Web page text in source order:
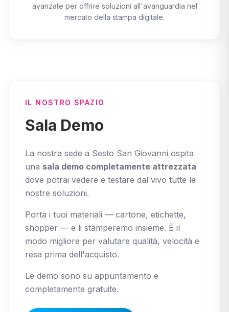
avanzate per offrire soluzioni all'avanguardia nel
mercato della stampa digitale.
IL NOSTRO SPAZIO
Sala Demo
La nostra sede a Sesto San Giovanni ospita
una sala demo completamente attrezzata
dove potrai vedere e testare dal vivo tutte le
nostre soluzioni.
Porta i tuoi materiali — cartone, etichette,
shopper — e li stamperemo insieme. È il
modo migliore per valutare qualità, velocità e
resa prima dell'acquisto.
Le demo sono su appuntamento e
completamente gratuite.